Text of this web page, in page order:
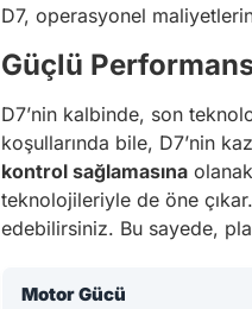
D7, operasyonel
Güçlü
D7’nin kalbinde, son
koşullarında bile, D7’nin
kontrol sağlamasına
teknolojileriyle de öne
edebilirsiniz. Bu sayede,
Motor Gücü